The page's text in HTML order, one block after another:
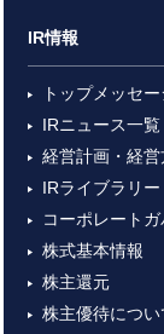
IR情報
トップメッセー
IRニュース一覧
経営計画・経営
IRライブラリー
コーポレート
株式基本情報
株主還元
株主優待につい